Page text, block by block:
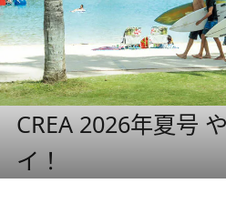
CREA 2026年夏号
イ！